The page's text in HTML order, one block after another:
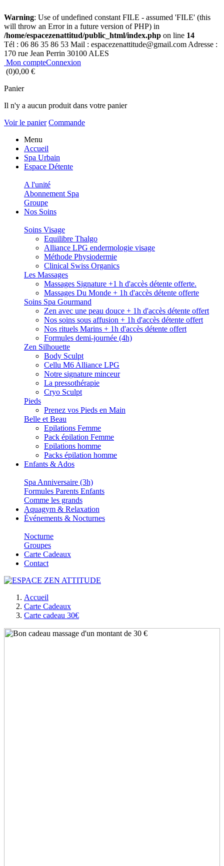
Warning: Use of undefined constant FILE - assumed 'FILE' (this
will throw an Error in a future version of PHP) in
/home/espacezenattitud/public_html/index.php on line 14
Tél : 06 86 35 86 53 Mail : espacezenattitude@gmail.com Adresse :
170 rue Jean Perrin 30100 ALES
Mon compteConnexion
(0)0,00 €
Panier
Il n'y a aucun produit dans votre panier
Voir le panier Commande
Menu
Accueil
Spa Urbain
Espace Détente
A l'unité
Abonnement Spa
Groupe
Nos Soins
Soins Visage
Equilibre Thalgo
Alliance LPG endermologie visage
Méthode Physiodermie
Clinical Swiss Organics
Les Massages
Massages Signature +1 h d'accès détente offerte.
Massages Du Monde + 1h d'accès détente offerte
Soins Spa Gourmand
Zen avec une peau douce + 1h d'accès détente offert
Nos soins sous affusion + 1h d'accès détente offert
Nos rituels Marins + 1h d'accès détente offert
Formules demi-journée (4h)
Zen Silhouette
Body Sculpt
Cellu M6 Alliance LPG
Notre signature minceur
La pressothérapie
Cryo Sculpt
Pieds
Prenez vos Pieds en Main
Belle et Beau
Epilations Femme
Pack épilation Femme
Epilations homme
Packs épilation homme
Enfants & Ados
Spa Anniversaire (3h)
Formules Parents Enfants
Comme les grands
Aquagym & Relaxation
Événements & Nocturnes
Nocturne
Groupes
Carte Cadeaux
Contact
Accueil
Carte Cadeaux
Carte cadeau 30€